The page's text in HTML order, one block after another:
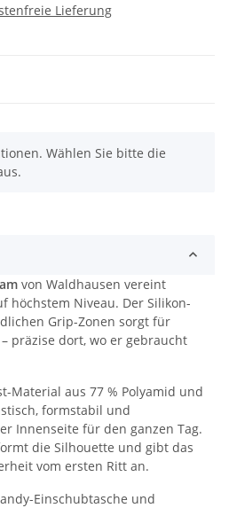
Lieferung
Wählen Sie bitte die
von Waldhausen vereint
höchstem Niveau. Der Silikon-
Grip-Zonen sorgt für
präzise dort, wo er gebraucht
Material aus 77 % Polyamid und
formstabil und
Innenseite für den ganzen Tag.
die Silhouette und gibt das
vom ersten Ritt an.
Einschubtasche und